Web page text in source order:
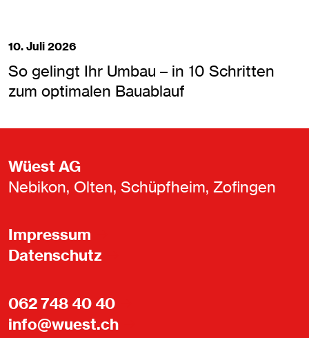
10. Juli 2026
So gelingt Ihr Umbau – in 10 Schritten
zum optimalen Bauablauf
Wüest AG
Nebikon, Olten, Schüpfheim, Zofingen
Impressum
Datenschutz
062 748 40 40
info@wuest.ch